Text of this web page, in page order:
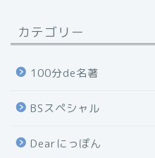
カテゴリー
100分de名著
BSスペシャル
Dearにっぽん